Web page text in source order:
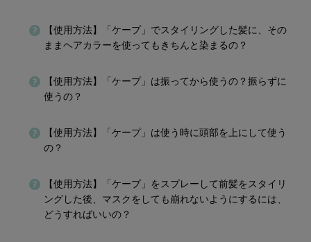
【使用方法】「ケープ」でスタイリングした髪に、その
ままヘアカラーを使ってもきちんと染まるの？
【使用方法】「ケープ」は振ってから使うの？振らずに
使うの？
【使用方法】「ケープ」は使う時に頭部を上にして使う
の？
【使用方法】「ケープ」をスプレーして前髪をスタイリ
ングした後、マスクをしても崩れないようにするには、
どうすればいいの？